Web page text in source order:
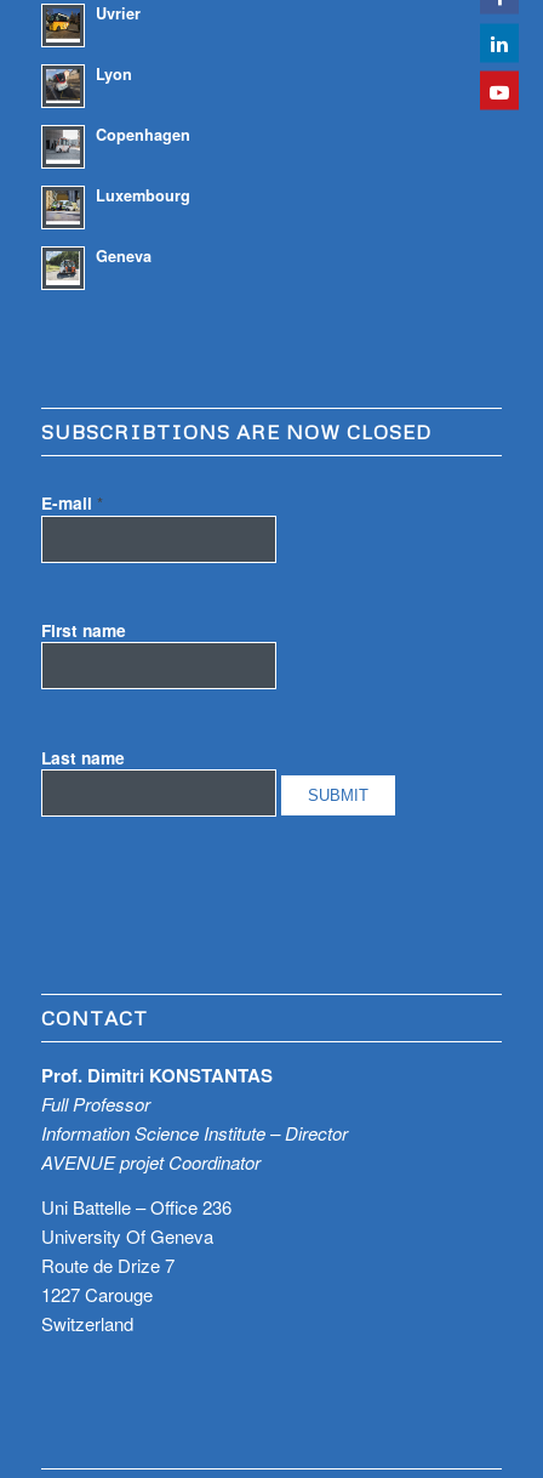
Uvrier
Lyon
Copenhagen
Luxembourg
Geneva
SUBSCRIBTIONS ARE NOW CLOSED
E-mail *
First name
Last name
CONTACT
Prof. Dimitri KONSTANTAS
Full Professor
Information Science Institute – Director
AVENUE projet Coordinator
Uni Battelle – Office 236
University Of Geneva
Route de Drize 7
1227 Carouge
Switzerland